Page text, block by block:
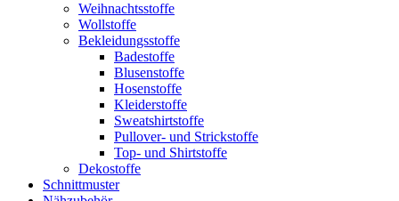
Weihnachtsstoffe
Wollstoffe
Bekleidungsstoffe
Badestoffe
Blusenstoffe
Hosenstoffe
Kleiderstoffe
Sweatshirtstoffe
Pullover- und Strickstoffe
Top- und Shirtstoffe
Dekostoffe
Schnittmuster